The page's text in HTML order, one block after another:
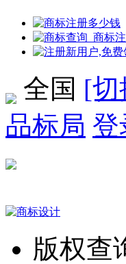
全国 [切
品标局 登
版权查